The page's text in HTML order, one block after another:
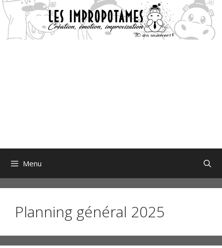
Aller
au
contenu
Menu
Planning général 2025